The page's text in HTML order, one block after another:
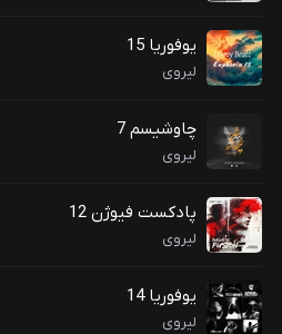
یوفوریا 15
لیروی
چاوشیسم 7
لیروی
پادکست فیوژن 12
لیروی
یوفوریا 14
لیروی